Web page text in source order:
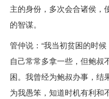
主的身份，多次会合诸侯，
的智谋。
管仲说：“我当初贫困的时
自己常常多拿一些，但鲍叔
困。我曾经为鲍叔办事，结
为我愚笨，知道时机有利和